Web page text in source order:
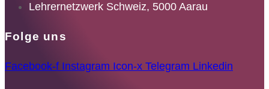
Lehrernetzwerk Schweiz, 5000 Aarau
Folge uns
Facebook-f Instagram Icon-x Telegram Linkedin